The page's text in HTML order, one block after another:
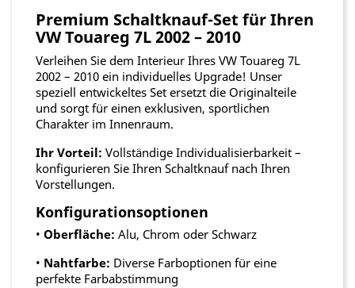
Premium Schaltknauf-Set für Ihren
VW Touareg 7L 2002 – 2010
Verleihen Sie dem Interieur Ihres VW Touareg 7L
2002 – 2010 ein individuelles Upgrade! Unser
speziell entwickeltes Set ersetzt die Originalteile
und sorgt für einen exklusiven, sportlichen
Charakter im Innenraum.
Ihr Vorteil: Vollständige Individualisierbarkeit –
konfigurieren Sie Ihren Schaltknauf nach Ihren
Vorstellungen.
Konfigurationsoptionen
• Oberfläche: Alu, Chrom oder Schwarz
• Nahtfarbe: Diverse Farboptionen für eine
perfekte Farbabstimmung